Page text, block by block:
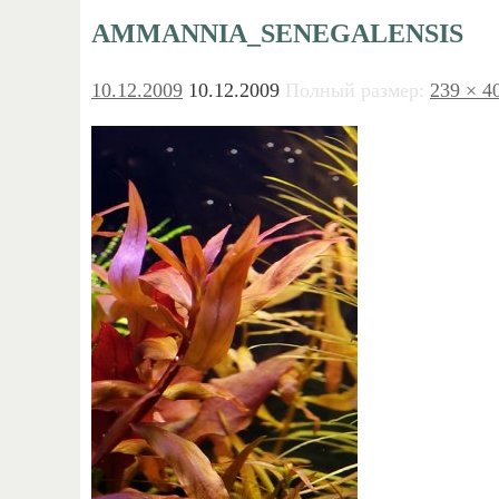
AMMANNIA_SENEGALENSIS
10.12.2009 10.12.2009 Полный размер: 239 ×